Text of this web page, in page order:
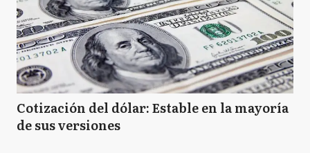
Cotización del dólar: Estable en la mayoría
de sus versiones